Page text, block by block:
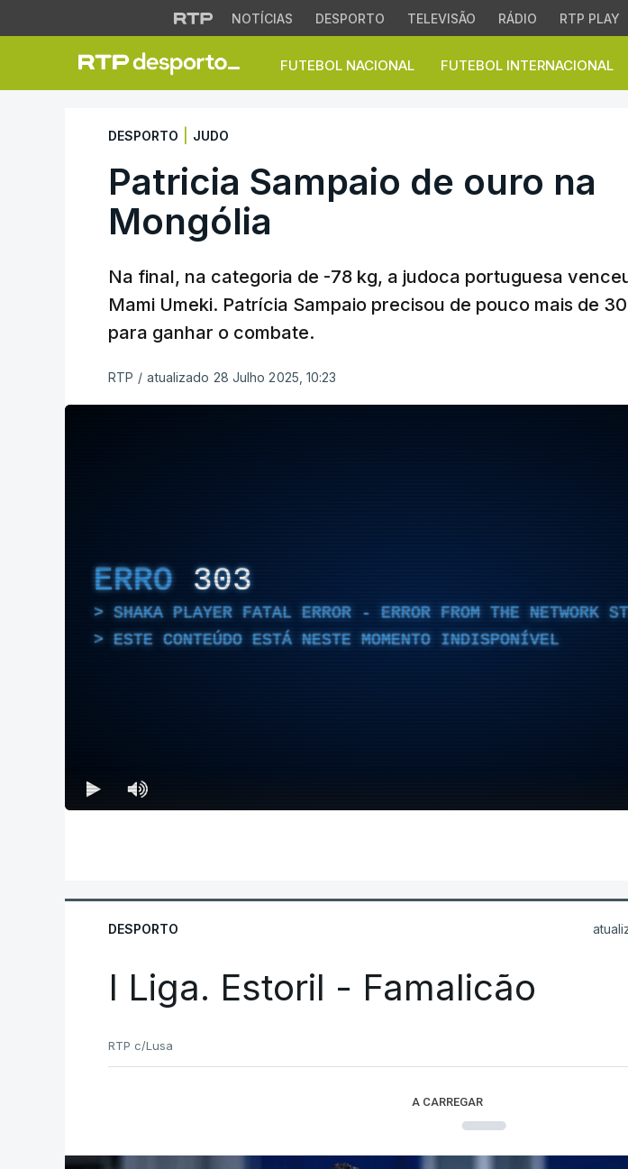
NOTÍCIAS DESPORTO TELEVISÃO RÁDIO RTP PLAY
FUTEBOL NACIONAL FUTEBOL INTERNACIONAL
Patricia Sampaio de ouro na
DESPORTO JUDO
Patricia Sampaio de ouro na
Mongólia
Na final, na categoria de -78 kg, a judoca portuguesa
Mami Umeki. Patrícia Sampaio precisou de pouco mais de
para ganhar o combate.
RTP / atualizado 28 Julho 2025, 10:23
ERRO 303
SHAKA PLAYER FATAL ERROR - ERROR FROM THE NETWORK
ESTE CONTEÚDO ESTÁ NESTE MOMENTO INDISPONÍVEL
DESPORTO
I Liga. Estoril - Famalicão
RTP c/Lusa
A CARREGAR